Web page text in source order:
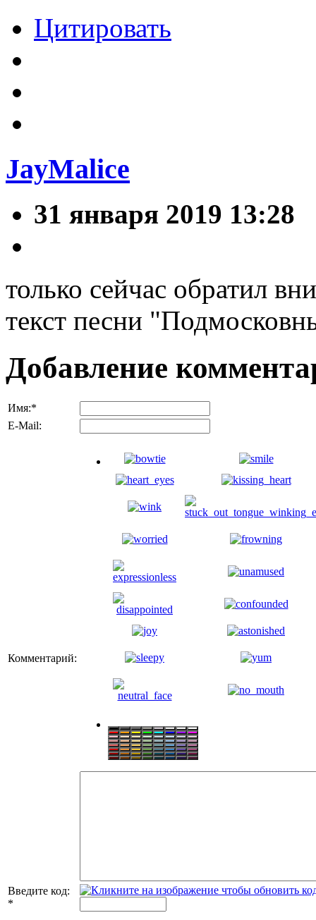
Цитировать
JayMalice
31 января 2019 13:28
только сейчас обратил
текст песни
Добавление
Имя:*
E-Mail:
Комментарий:
Введите код:
*